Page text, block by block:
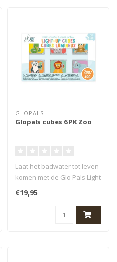
GLOPALS
Glopals cubes 6PK Zoo
Laat het badwater tot leven
komen met de Glo Pals Light
Up Cubes Dierentuin (6st..
€19,95